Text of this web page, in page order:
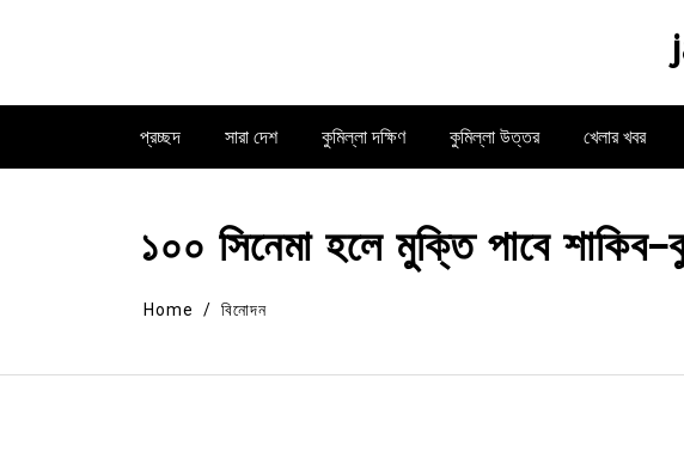
প্রচ্ছদ সারা দেশ কুমিল্লা দক্ষিণ কুমিল্লা উত্তর খেলার খবর
১০০ সিনেমা হলে মুক্তি পাবে শাকিব-
Home বিনোদন